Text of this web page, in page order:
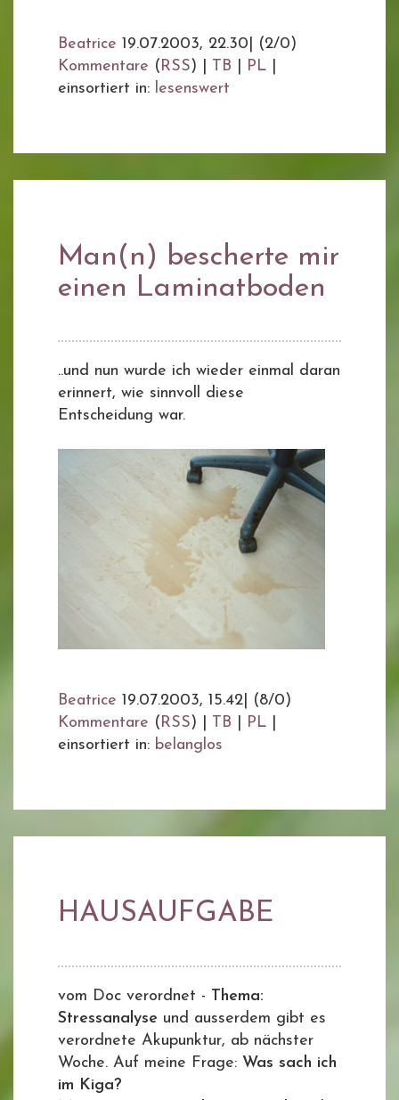
Beatrice 19.07.2003, 22.30
(2/0)
Kommentare (RSS) | TB PL
einsortiert in: lesenswert
Man(n) bescherte mir
einen Laminatboden
..und nun wurde ich wieder einmal daran
erinnert, wie sinnvoll diese
Entscheidung war.
Beatrice 19.07.2003, 15.42
(8/0)
Kommentare (RSS) | TB PL
einsortiert in: belanglos
HAUSAUFGABE
vom Doc verordnet - Thema:
Stressanalyse und ausserdem gibt es
verordnete Akupunktur, ab nächster
Woche. Auf meine Frage: Was sach ich
im Kiga?